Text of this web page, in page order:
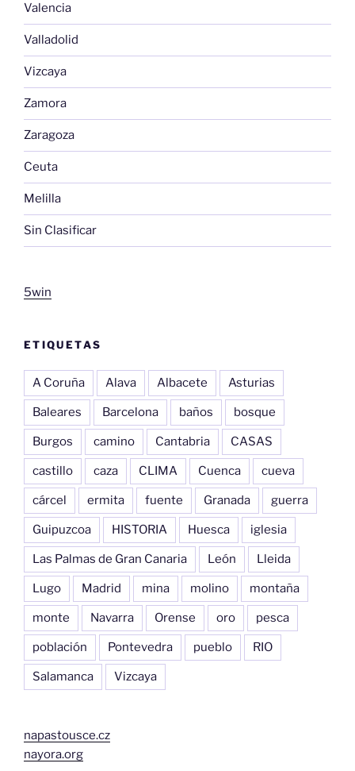
Valencia
Valladolid
Vizcaya
Zamora
Zaragoza
Ceuta
Melilla
Sin Clasificar
5win
ETIQUETAS
A Coruña Alava Albacete Asturias
Baleares Barcelona baños bosque
Burgos camino Cantabria CASAS
castillo caza CLIMA Cuenca cueva
cárcel ermita fuente Granada guerra
Guipuzcoa HISTORIA Huesca iglesia
Las Palmas de Gran Canaria León Lleida
Lugo Madrid mina molino montaña
monte Navarra Orense oro pesca
población Pontevedra pueblo RIO
Salamanca Vizcaya
napastousce.cz
nayora.org